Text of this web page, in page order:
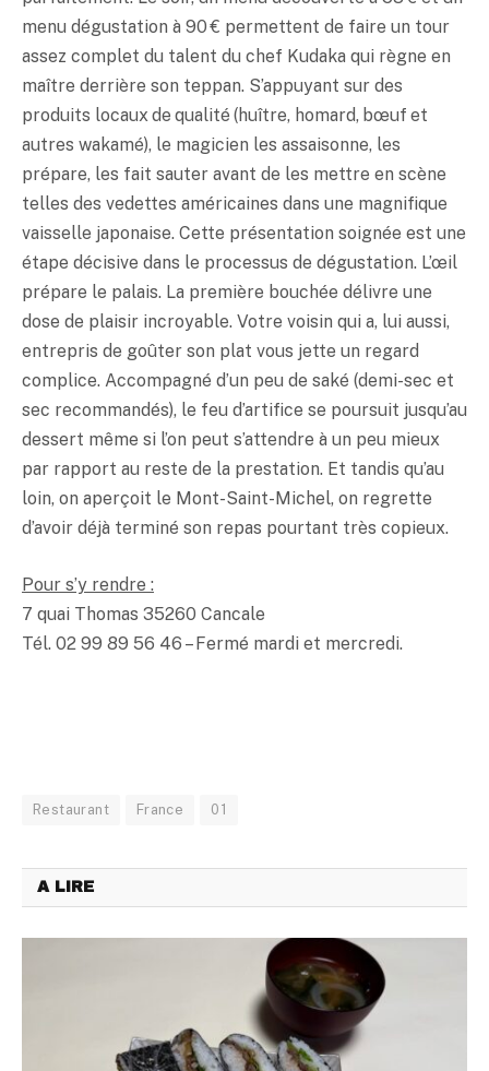
menu dégustation à 90 € permettent de faire un tour
assez complet du talent du chef Kudaka qui règne en
maître derrière son teppan. S’appuyant sur des
produits locaux de qualité (huître, homard, bœuf et
autres wakamé), le magicien les assaisonne, les
prépare, les fait sauter avant de les mettre en scène
telles des vedettes américaines dans une magnifique
vaisselle japonaise. Cette présentation soignée est une
étape décisive dans le processus de dégustation. L’œil
prépare le palais. La première bouchée délivre une
dose de plaisir incroyable. Votre voisin qui a, lui aussi,
entrepris de goûter son plat vous jette un regard
complice. Accompagné d’un peu de saké (demi-sec et
sec recommandés), le feu d’artifice se poursuit jusqu’au
dessert même si l’on peut s’attendre à un peu mieux
par rapport au reste de la prestation. Et tandis qu’au
loin, on aperçoit le Mont-Saint-Michel, on regrette
d’avoir déjà terminé son repas pourtant très copieux.
Pour s’y rendre :
7 quai Thomas 35260 Cancale
Tél. 02 99 89 56 46 – Fermé mardi et mercredi.
Restaurant France 01
A LIRE